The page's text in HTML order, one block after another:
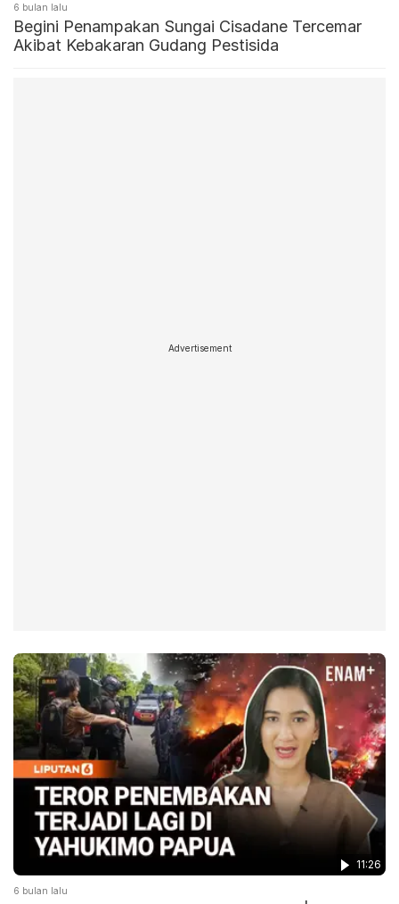
6 bulan lalu
Begini Penampakan Sungai Cisadane Tercemar
Akibat Kebakaran Gudang Pestisida
Advertisement
11:26
6 bulan lalu